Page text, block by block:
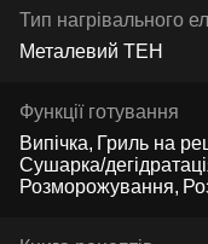
Тип нагрівального
Металевий ТЕН
Функції готування
Випічка Гриль на
Сушарка/
Розморожування